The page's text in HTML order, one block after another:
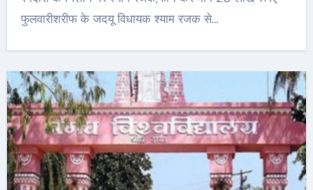
फुलवारीशरीफ के जदयू विधायक श्याम रजक से…